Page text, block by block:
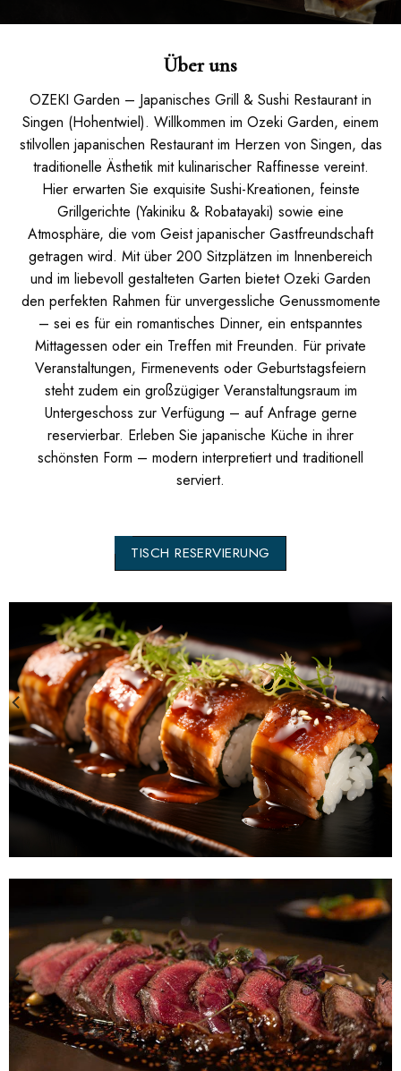
Über uns
OZEKI Garden – Japanisches Grill & Sushi Restaurant in
Singen (Hohentwiel). Willkommen im Ozeki Garden, einem
stilvollen japanischen Restaurant im Herzen von Singen, das
traditionelle Ästhetik mit kulinarischer Raffinesse vereint.
Hier erwarten Sie exquisite Sushi-Kreationen, feinste
Grillgerichte (Yakiniku & Robatayaki) sowie eine
Atmosphäre, die vom Geist japanischer Gastfreundschaft
getragen wird. Mit über 200 Sitzplätzen im Innenbereich
und im liebevoll gestalteten Garten bietet Ozeki Garden
den perfekten Rahmen für unvergessliche Genussmomente
– sei es für ein romantisches Dinner, ein entspanntes
Mittagessen oder ein Treffen mit Freunden. Für private
Veranstaltungen, Firmenevents oder Geburtstagsfeiern
steht zudem ein großzügiger Veranstaltungsraum im
Untergeschoss zur Verfügung – auf Anfrage gerne
reservierbar. Erleben Sie japanische Küche in ihrer
schönsten Form – modern interpretiert und traditionell
serviert.
TISCH RESERVIERUNG